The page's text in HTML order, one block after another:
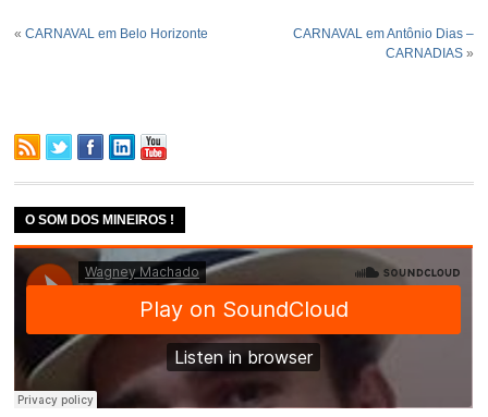
«CARNAVAL em Belo Horizonte
CARNAVAL em Antônio Dias –
CARNADIAS»
O SOM DOS MINEIROS !